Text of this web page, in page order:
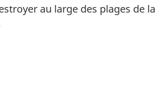
au large des plages de la